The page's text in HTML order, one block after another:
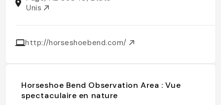
Unis
http://horseshoebend.com/
Horseshoe Bend Observation Area : Vue
spectaculaire en nature